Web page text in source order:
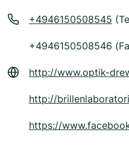
+4946150508545
+4946150508546
http://www.optik-
http://
https://